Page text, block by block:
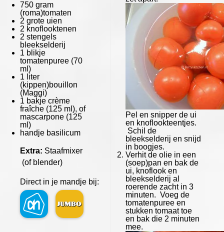
750 gram
(roma)tomaten
2 grote uien
2 knoflooktenen
2 stengels
bleekselderij
1 blikje
tomatenpuree (70
ml)
1 liter
(kippen)bouillon
(Maggi)
1 bakje crème
fraîche (125 ml), of
mascarpone (125
ml)
handje basilicum
Extra: Staafmixer
(of blender)
Direct in je mandje bij:
Pel en snipper de ui
en knoflookteentjes.
Schil de
bleekselderij en snijd
in boogjes.
Verhit de olie in een
(soep)pan en bak de
ui, knoflook en
bleekselderij al
roerende zacht in 3
minuten. Voeg de
tomatenpuree en
stukken tomaat toe
en bak die 2 minuten
mee.